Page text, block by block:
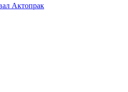
Актопрак